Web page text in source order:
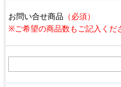
お問い合せ商品 （必須）
※ご希望の商品数もご記入くだ